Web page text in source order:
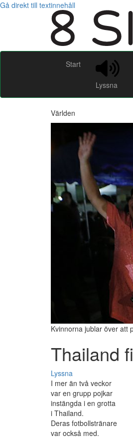
Gå direkt till textinnehåll
Start
Lyssna
Världen
Kvinnorna jublar över att
Thailand
Lyssna
I mer än två veckor
var en grupp pojkar
instängda i en grotta
i Thailand.
Deras fotbollstränare
var också med.